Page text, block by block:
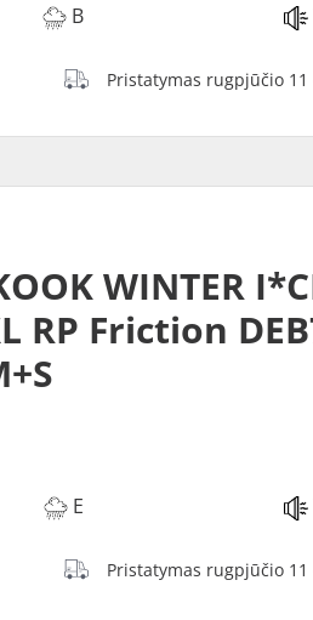
B
Pristatymas rugpjūčio 11
WINTER
RP Friction
E
Pristatymas rugpjūčio 11